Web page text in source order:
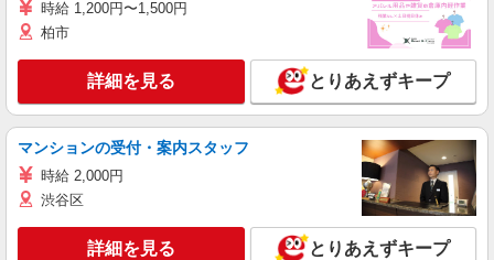
時給 1,200円〜1,500円
柏市
詳細を見る とりあえずキープ
マンションの受付・案内スタッフ
時給 2,000円
渋谷区
詳細を見る とりあえずキープ